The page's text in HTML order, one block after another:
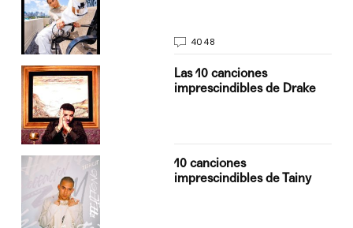
4048
Las 10 canciones
imprescindibles de Drake
10 canciones
imprescindibles de Tainy